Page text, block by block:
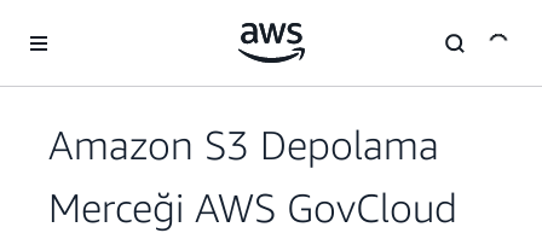
Amazon S3 Depolama
Merceği AWS GovCloud